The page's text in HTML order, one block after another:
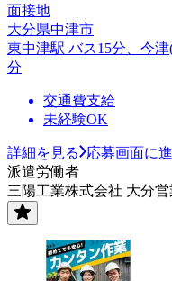
面接地
大分県中津市
東中津駅 バス15分、今
分
交通費支給
未経験OK
詳細を見る
応募画面に
派遣労働者
三陽工業株式会社 大分